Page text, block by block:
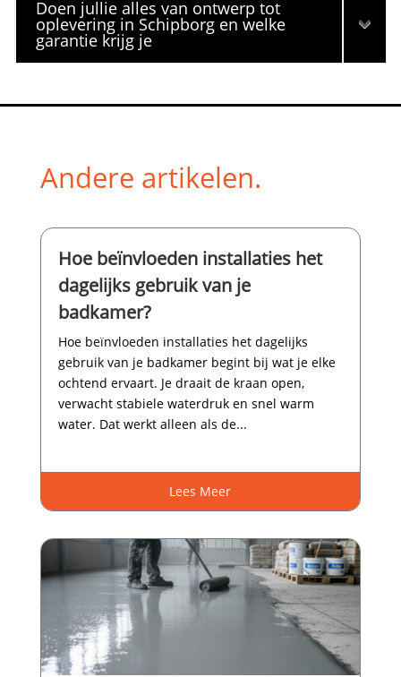
Doen jullie alles van ontwerp tot
oplevering in Schipborg en welke
garantie krijg je
Andere artikelen.
Hoe beïnvloeden installaties het
dagelijks gebruik van je
badkamer?
Hoe beïnvloeden installaties het dagelijks
gebruik van je badkamer begint bij wat je elke
ochtend ervaart.​ Je draait de kraan open,
verwacht stabiele waterdruk en snel warm
water.​ Dat werkt alleen als de...
Lees Meer